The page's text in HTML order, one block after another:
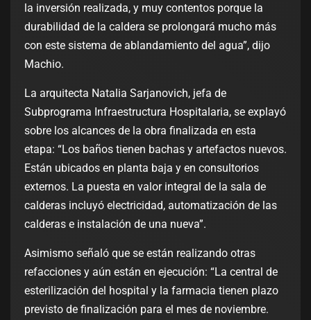
la inversión realizada, y muy contentos porque la
durabilidad de la caldera se prolongará mucho más
con este sistema de ablandamiento del agua”, dijo
Machio.
La arquitecta Natalia Sarjanovich, jefa de
Subprograma Infraestructura Hospitalaria, se explayó
sobre los alcances de la obra finalizada en esta
etapa: “Los baños tienen bachas y artefactos nuevos.
Están ubicados en planta baja y en consultorios
externos. La puesta en valor integral de la sala de
calderas incluyó electricidad, automatización de las
calderas e instalación de una nueva”.
Asimismo señaló que se están realizando otras
refacciones y aún están en ejecución: “La central de
esterilización del hospital y la farmacia tienen plazo
previsto de finalización para el mes de noviembre.